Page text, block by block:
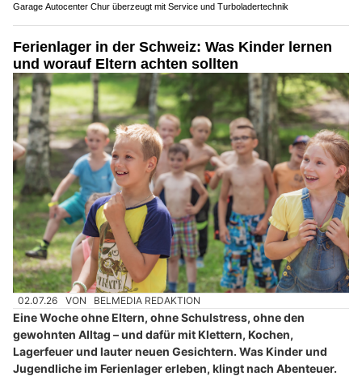
Garage Autocenter Chur überzeugt mit Service und Turboladertechnik
Ferienlager in der Schweiz: Was Kinder lernen
und worauf Eltern achten sollten
02.07.26 VON BELMEDIA REDAKTION
Eine Woche ohne Eltern, ohne Schulstress, ohne den
gewohnten Alltag – und dafür mit Klettern, Kochen,
Lagerfeuer und lauter neuen Gesichtern. Was Kinder und
Jugendliche im Ferienlager erleben, klingt nach Abenteuer.